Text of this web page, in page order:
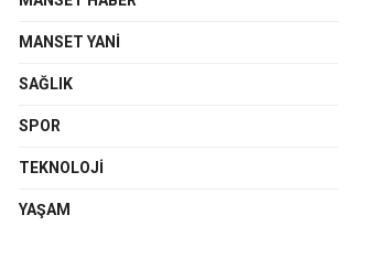
MANSET YANI
SAĞLIK
SPOR
TEKNOLOJI
YAŞAM